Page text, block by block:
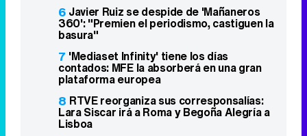
6 Javier Ruiz se despide de 'Mañaneros
360': "Premien el periodismo, castiguen la
basura"
7 'Mediaset Infinity' tiene los días
contados: MFE la absorberá en una gran
plataforma europea
8 RTVE reorganiza sus corresponsalías:
Lara Siscar irá a Roma y Begoña Alegría a
Lisboa